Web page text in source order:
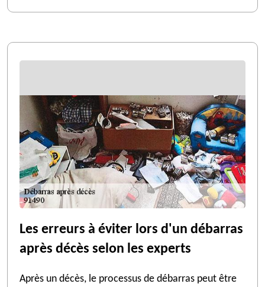
Les erreurs à éviter lors d'un débarras
après décès selon les experts
Après un décès, le processus de débarras peut être